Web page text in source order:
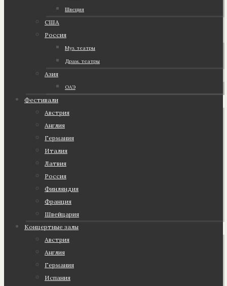
Швеция
США
Россия
Муз. театры
Драм. театры
Азия
ОАЭ
Фестивали
Австрия
Англия
Германия
Италия
Латвия
Россия
Финляндия
Франция
Швейцария
Концертные залы
Австрия
Англия
Германия
Испания